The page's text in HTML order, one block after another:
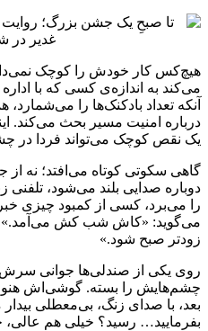
هیچ‌کس کار خودش را کوچک
می‌کند به اندازه‌ی کسی که با
آنکه تعداد بادکنک‌ها را
درباره امنیت مسیر بحث می‌کند.
یک نقص کوچک می‌تواند فردا در
گاهی سکوتی کوتاه می‌افتد؛ نه
دوباره صدایی بلند می‌شود،
را می‌برد، کسی از کمبود چیزی
می‌گوید: «کاش شب کش می‌آمد.»
زودتر صبح شود.»
روی یکی از صندلی‌ها جوانی سرش
چشم‌هایش را بسته. گوشی‌اش
بعد، با صدای زنگ، بی‌معطلی
بفرمایید… رسید؟ خیلی هم عالی،